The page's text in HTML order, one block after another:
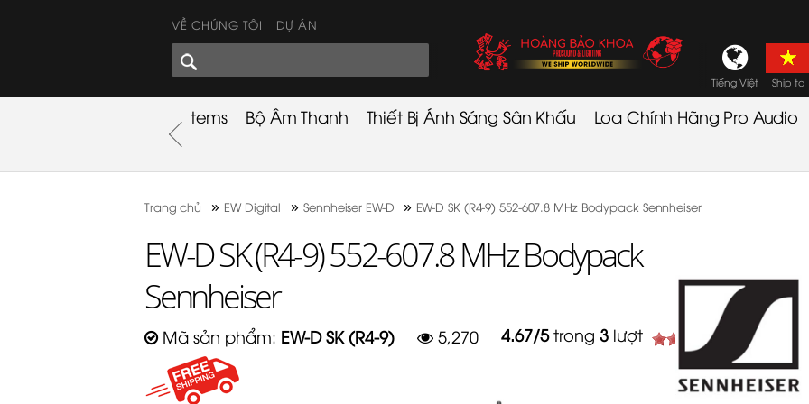
VỀ CHÚNG TÔI DỰ ÁN
GÓC CHIA SẺ Tiếng Việt Ship to
Used Items Bộ Âm Thanh Thiết Bị Ánh Sáng Sân Khấu Loa Chính Hãng Pro Audio
Trang chủ » EW Digital »Sennheiser EW-D » EW-D SK (R4-9) 552-607.8 MHz Bodypack Sennheiser
EW-D SK (R4-9) 552-607.8 MHz Bodypack
Sennheiser
Mã sản phẩm: EW-D SK (R4-9) 5,270 4.67/5trong 3 lượt